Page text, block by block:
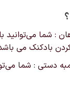
: شما
بادکنک می
دستی : شما